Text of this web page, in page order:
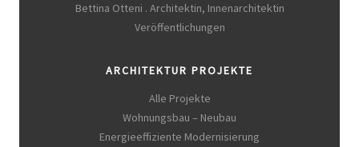
Bettina Otteni . Architektin, Innenarchitektin
Veröffentlichungen
ARCHITEKTUR PROJEKTE
Alle Projekte
Wohnungsbau – Neubau
Energieeffiziente Modernisierung